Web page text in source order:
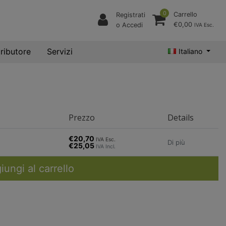
Registrati
o Accedi
0
Carrello
€0,00 IVA Esc.
Servizi Italiano
Prezzo Details
€20,70 IVA Esc.
€25,05 IVA Incl.
Di più
al carrello